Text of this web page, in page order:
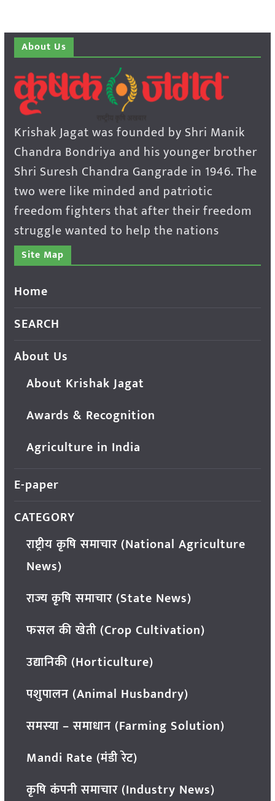
About Us
Krishak Jagat was founded by Shri Manik
Chandra Bondriya and his younger brother
Shri Suresh Chandra Gangrade in 1946. The
two were like minded and patriotic
freedom fighters that after their freedom
struggle wanted to help the nations
Site Map
Home
SEARCH
About Us
About Krishak Jagat
Awards & Recognition
Agriculture in India
E-paper
CATEGORY
राष्ट्रीय कृषि समाचार (National Agriculture
News)
राज्य कृषि समाचार (State News)
फसल की खेती (Crop Cultivation)
उद्यानिकी (Horticulture)
पशुपालन (Animal Husbandry)
समस्या – समाधान (Farming Solution)
Mandi Rate (मंडी रेट)
कृषि कंपनी समाचार (Industry News)